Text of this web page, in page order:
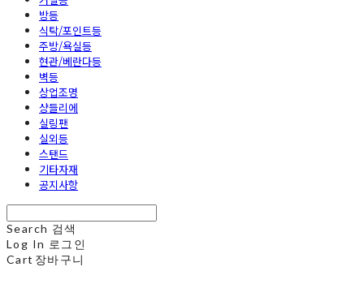
방등
식탁/포인트등
주방/욕실등
현관/베란다등
벽등
상업조명
샹들리에
실링팬
실외등
스탠드
기타자재
공지사항
Search 검색
Log In 로그인
Cart 장바구니